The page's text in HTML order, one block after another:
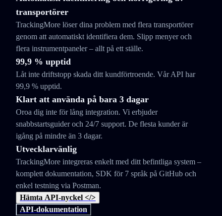
transportörer
TrackingMore löser dina problem med flera transportörer
genom att automatiskt identifiera dem. Slipp menyer och
flera instrumentpaneler – allt på ett ställe.
99,9 % upptid
Låt inte driftstopp skada ditt kundförtroende. Vår API har
99,9 % upptid.
Klart att använda på bara 3 dagar
Oroa dig inte för lång integration. Vi erbjuder
snabbstartsguider och 24/7 support. De flesta kunder är
igång på mindre än 3 dagar.
Utvecklarvänlig
TrackingMore integreras enkelt med ditt befintliga system –
komplett dokumentation, SDK för 7 språk på GitHub och
enkel testning via Postman.
Hämta API-nyckel </>
API-dokumentation